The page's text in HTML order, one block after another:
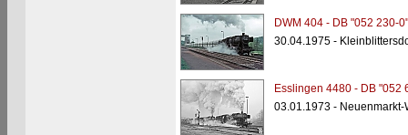
DWM 404 - DB "052 230-0"
30.04.1975 -
Esslingen 4480 - DB "052
03.01.1973 - Neuenmarkt-